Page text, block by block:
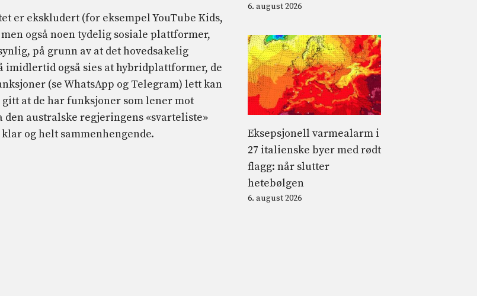
er ekskludert (for eksempel YouTube Kids,
også noen tydelig sosiale plattformer,
på grunn av at det hovedsakelig
imidlertid også sies at hybridplattformer, de
(se WhatsApp og Telegram) lett kan
at de har funksjoner som lener mot
australske regjeringens «svarteliste»
og helt sammenhengende.
6. august 2026
Eksepsjonell varmealarm i
27 italienske byer med rødt
flagg: når slutter
hetebølgen
6. august 2026